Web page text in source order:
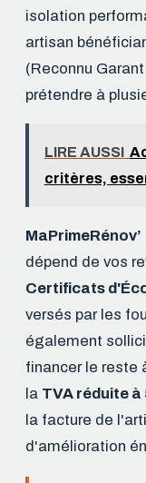
isolation
artisan
(Reconnu
prétendre à
LIRE AUSSI
critères,
MaPrimeRénov’
dépend de vos
Certificats
versés par les
également
financer le reste
la TVA réduite à
la facture de
d'amélioration